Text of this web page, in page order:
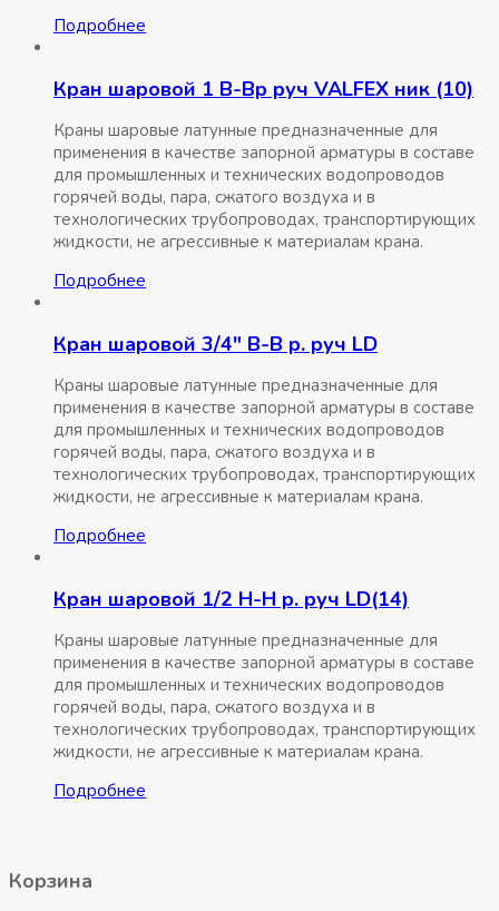
Подробнее
Кран шаровой 1 В-Вр руч VALFEX ник (10)
Краны шаровые латунные предназначенные для
применения в качестве запорной арматуры в составе
для промышленных и технических водопроводов
горячей воды, пара, сжатого воздуха и в
технологических трубопроводах, транспортирующих
жидкости, не агрессивные к материалам крана.
Подробнее
Кран шаровой 3/4″ В-В р. руч LD
Краны шаровые латунные предназначенные для
применения в качестве запорной арматуры в составе
для промышленных и технических водопроводов
горячей воды, пара, сжатого воздуха и в
технологических трубопроводах, транспортирующих
жидкости, не агрессивные к материалам крана.
Подробнее
Кран шаровой 1/2 Н-Н р. руч LD(14)
Краны шаровые латунные предназначенные для
применения в качестве запорной арматуры в составе
для промышленных и технических водопроводов
горячей воды, пара, сжатого воздуха и в
технологических трубопроводах, транспортирующих
жидкости, не агрессивные к материалам крана.
Подробнее
Корзина